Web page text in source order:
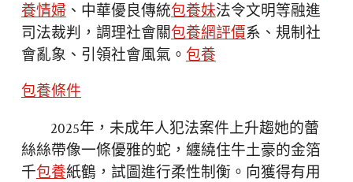
養情婦 、中華優良傳統包養妹法令文明等融進
司法裁判，調理社會關包養網評價系、規制社
會亂象、引領社會風氣。 包養
包養條件
2025年，未成年人犯法案件上升趨她的蕾
絲絲帶像一條優雅的蛇，纏繞住牛土豪的金箔
千包養紙鶴，試圖進行柔性制衡。向獲得有用